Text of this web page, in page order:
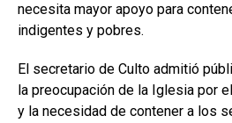
necesita mayor apoyo para
indigentes y pobres.
El secretario de Culto admitió
la preocupación de la Iglesia por
y la necesidad de contener a los